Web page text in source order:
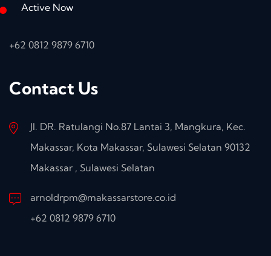
Active Now
+62 0812 9879 6710
Contact Us
Jl. DR. Ratulangi No.87 Lantai 3, Mangkura, Kec.
Makassar, Kota Makassar, Sulawesi Selatan 90132
Makassar , Sulawesi Selatan
arnoldrpm@makassarstore.co.id
+62 0812 9879 6710